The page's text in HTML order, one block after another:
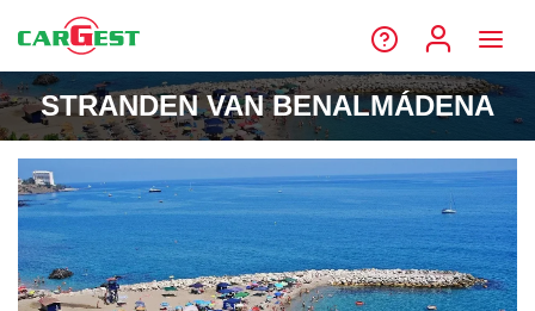
STRANDEN VAN BENALMÁDENA